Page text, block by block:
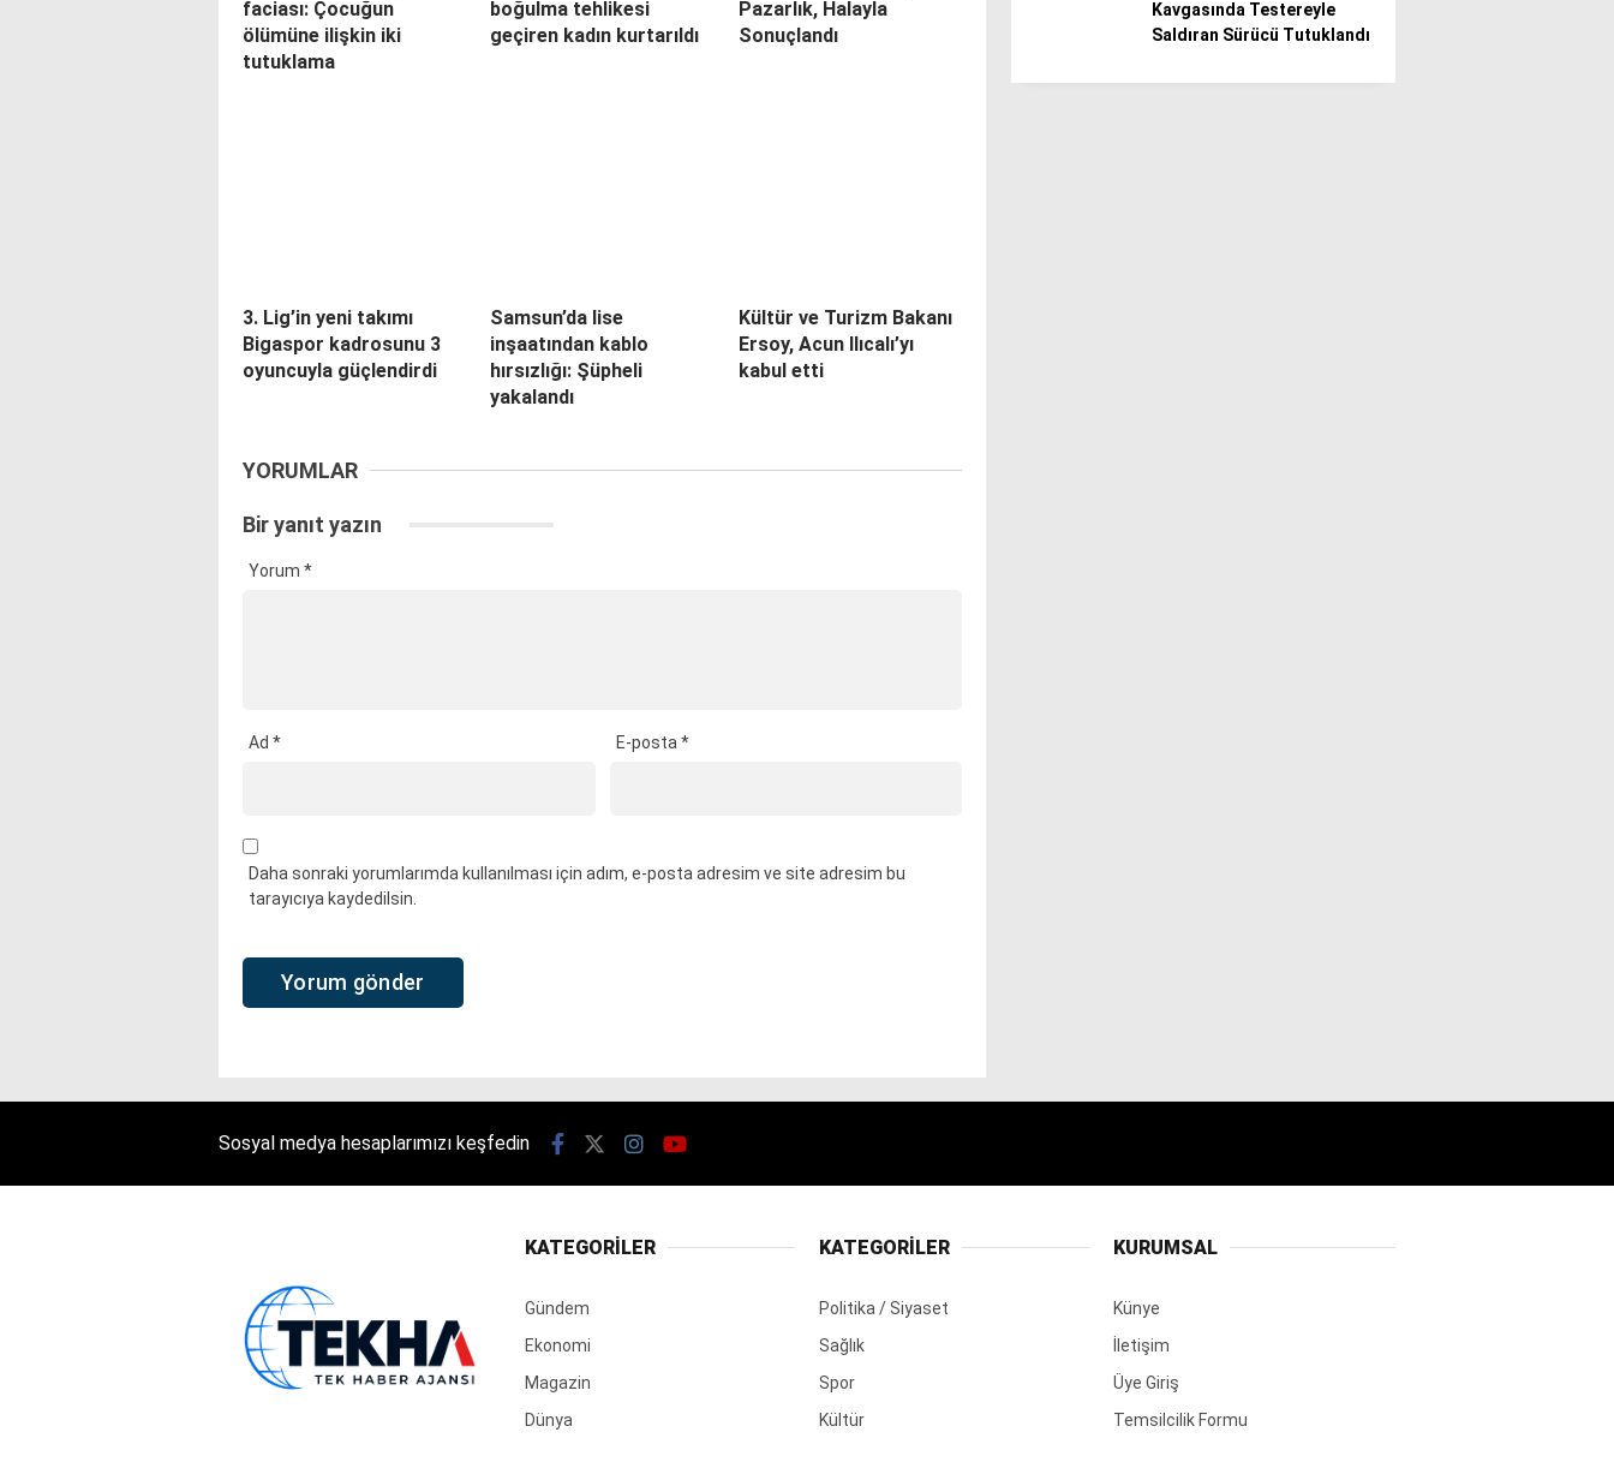
faciası: Çocuğun
ölümüne ilişkin iki
tutuklama
boğulma tehlikesi
geçiren kadın kurtarıldı
Pazarlık, Halayla
Sonuçlandı
3. Lig’in yeni takımı
Bigaspor kadrosunu 3
oyuncuyla güçlendirdi
Samsun’da lise
inşaatından kablo
hırsızlığı: Şüpheli
yakalandı
Kültür ve Turizm Bakanı
Ersoy, Acun Ilıcalı’yı
kabul etti
YORUMLAR
Bir yanıt yazın
Yorum *
Ad * E-posta *
Daha sonraki yorumlarımda kullanılması için adım, e-posta adresim ve site adresim bu
tarayıcıya kaydedilsin.
Kavgasında Testereyle
Saldıran Sürücü Tutuklandı
Sosyal medya hesaplarımızı keşfedin
KATEGORİLER
Gündem
Ekonomi
Magazin
Dünya
KATEGORİLER
Politika / Siyaset
Sağlık
Spor
Kültür
KURUMSAL
Künye
İletişim
Üye Giriş
Temsilcilik Formu